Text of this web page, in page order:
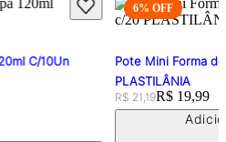
C/10Un
6% OFF
Pote Mini Forma
PLASTILÂNIA
Original price:
R$ 21,19Price:
R$ 19,99